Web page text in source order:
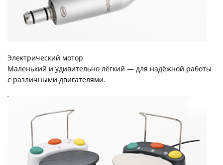
Электрический мотор
Маленький и удивительно лёгкий — для надёжной работы
с различными двигателями.